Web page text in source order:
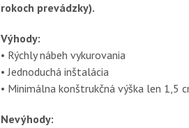
rokoch prevádzky).
Výhody:
• Rýchly nábeh vykurovania
• Jednoduchá inštalácia
• Minimálna konštrukčná výška len 1,5
Nevýhody: